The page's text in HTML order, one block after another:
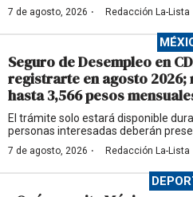
7 de agosto, 2026 · Redacción La-Lista
Seguro de Desempleo en
registrarte en agosto
hasta 3,566 pesos
El trámite solo estará disponible
personas interesadas deberán
7 de agosto, 2026 · Redacción La-Lista